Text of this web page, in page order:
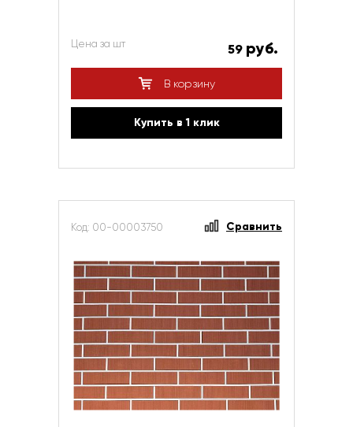
Цена за шт 59 руб.
В корзину
Купить в 1 клик
Код: 00-00003750 Сравнить